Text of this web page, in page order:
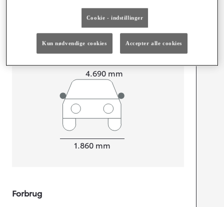
4.690 mm
1.860 mm
Forbrug
Cookie - indstillinger
Kun nødvendige cookies Accepter alle cookies